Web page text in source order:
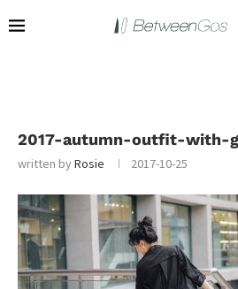
2017-autumn-outfit-with-
written byRosie 2017-10-25